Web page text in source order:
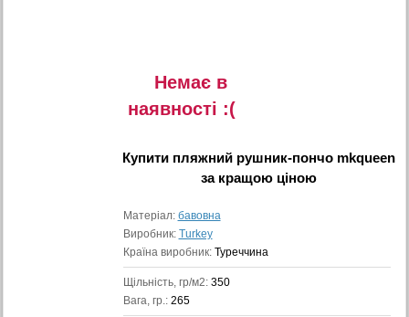
Немає в
наявностi :(
Купити пляжний рушник-пончо mkqueen
за кращою ціною
Матеріал: бавовна
Виробник: Turkey
Країна виробник: Туреччина
Щільність, гр/м2: 350
Вага, гр.: 265